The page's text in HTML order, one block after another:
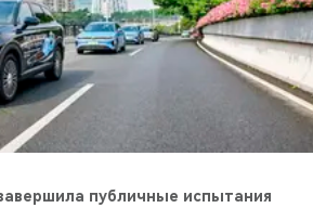
завершила публичные испытания